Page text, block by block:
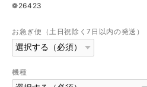
❁26423
お急ぎ便（土日祝除く7日以内の発送）
機種